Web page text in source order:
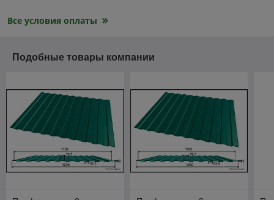
Все условия оплаты
Подобные товары компании